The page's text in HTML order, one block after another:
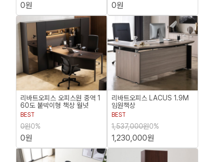
0원 0원
리바트오피스 오피스원 중역 1
60도 붙박이형 책상 월넛
BEST
0원0%
0원
리바트오피스 LACUS 1.9M
임원책상
BEST
1,537,000원0%
1,230,000원